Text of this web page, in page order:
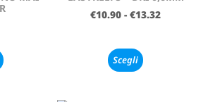
€10.90 - €13.32
Scegli